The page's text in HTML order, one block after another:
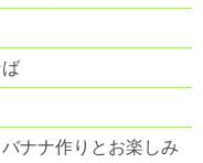
ナナ作りとお楽しみ